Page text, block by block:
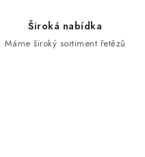
Široká nabídka
Máme široký sortiment řetězů